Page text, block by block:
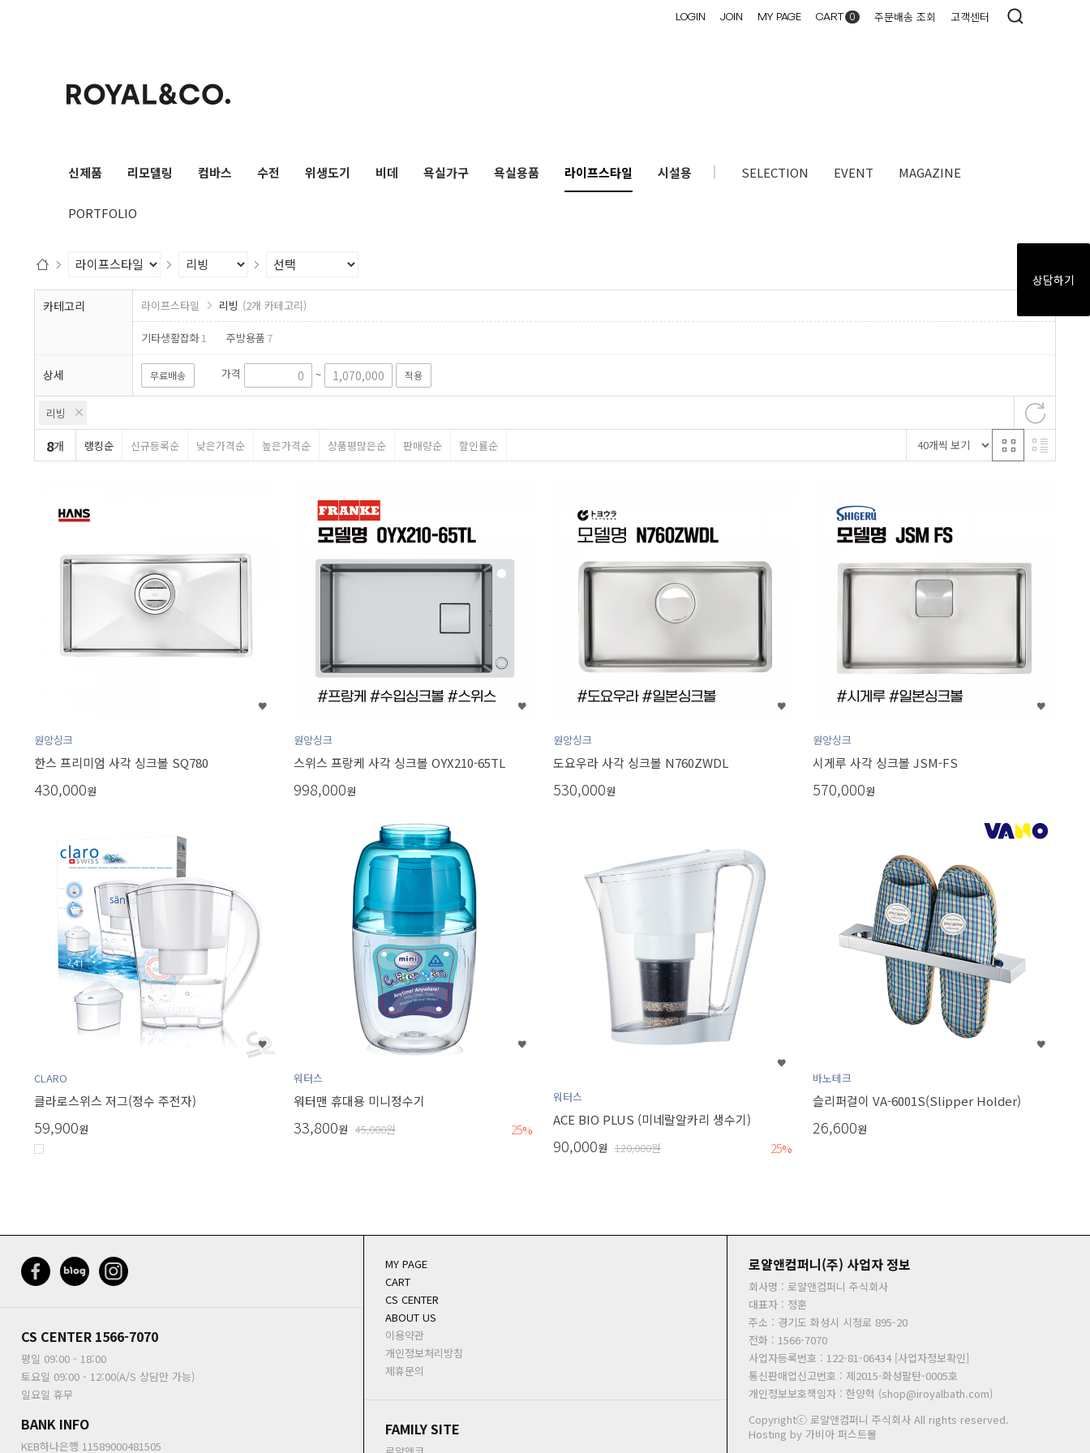
LOGIN JOIN MY PAGE CART 0 주문배송 조회 고객센터
신제품 리모델링 컴바스 수전 위생도기 비데 욕실가구 욕실용품 라이프스타일 시설용 SELECTION EVENT MAGAZINE​
PORTFOLIO
상담하기
카테고리
라이프스타일 리빙 (2개 카테고리)
기타생활잡화1 주방용품 7
상세 무료배송 가격 ~ 적용
리빙
8개 랭킹순 신규등록순 낮은가격순 높은가격순 상품평많은순 판매량순 할인률순
원앙싱크
한스 프리미엄 사각 싱크볼 SQ780
430,000원
원앙싱크
스위스 프랑케 사각 싱크볼 OYX210-65TL
998,000원
원앙싱크
도요우라 사각 싱크볼 N760ZWDL
530,000원
원앙싱크
시게루 사각 싱크볼 JSM-FS
570,000원
CLARO
클라로스위스 저그(정수 주전자)
59,900원
워터스
워터맨 휴대용 미니정수기
33,800원 45,000원 25%
워터스
ACE BIO PLUS (미네랄알카리 생수기)
90,000원 120,000원 25%
바노테크
슬리퍼걸이 VA-6001S(Slipper Holder)
26,600원
CS CENTER 1566-7070
평일 09:00 - 18:00
토요일 09:00 - 12:00(A/S 상담만 가능)
일요일 휴무
BANK INFO
KEB하나은행 11589000481505
MY PAGE
CART
CS CENTER
ABOUT US
이용약관
개인정보처리방침
제휴문의
FAMILY SITE
로얄앤컴퍼니(주) 사업자 정보
회사명 : 로얄앤컴퍼니 주식회사
대표자 : 정훈
주소 : 경기도 화성시 시청로 895-20
전화 : 1566-7070
사업자등록번호 : 122-81-06434 [사업자정보확인]
통신판매업신고번호 : 제2015-화성팔탄-0005호
개인정보보호책임자 : 한양혁 (shop@iroyalbath.com)
Copyrightⓒ 로얄앤컴퍼니 주식회사 All rights reserved.
Hosting by 가비아 퍼스트몰